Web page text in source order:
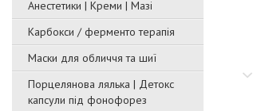
Анестетики | Креми | Мазі
Карбокси / ферменто терапія
Маски для обличчя та шиї
Порцелянова лялька | Детокс
капсули під фонофорез